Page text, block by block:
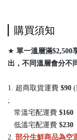
購買須知
★ 單一溫層滿$2,500
出， 不同溫層會分不
1. 超商取貨運費 $90 (
;
常溫宅配運費 $160
低溫宅配運費 $230
2. 部分生鮮商品為空